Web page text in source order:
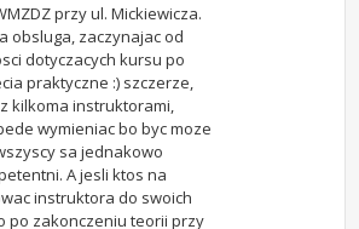
przy ul. Mickiewicza.
obsluga, zaczynajac od
dotyczacych kursu po
praktyczne :) szczerze,
kilkoma instruktorami,
wymieniac bo byc moze
sa jednakowo
A jesli ktos na
instruktora do swoich
po zakonczeniu teorii przy